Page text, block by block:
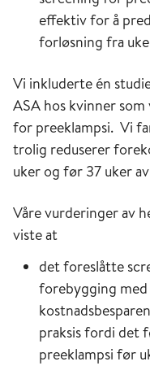
effektiv for å
forløsning fra
Vi inkluderte én
ASA hos kvinner
for preeklampsi. Vi
trolig reduserer
uker og før 37 uker
Våre vurderinger av
viste at
det foreslåtte
forebygging
praksis fordi det
preeklampsi før